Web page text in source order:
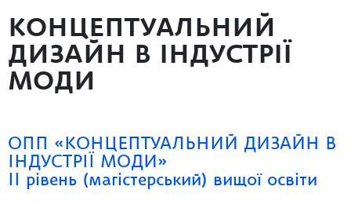
КОНЦЕПТУАЛЬНИЙ
ДИЗАЙН В ІНДУСТРІЇ
МОДИ
ОПП «КОНЦЕПТУАЛЬНИЙ ДИЗАЙН В
ІНДУСТРІЇ МОДИ»
ІІ рівень (магістерський) вищої освіти